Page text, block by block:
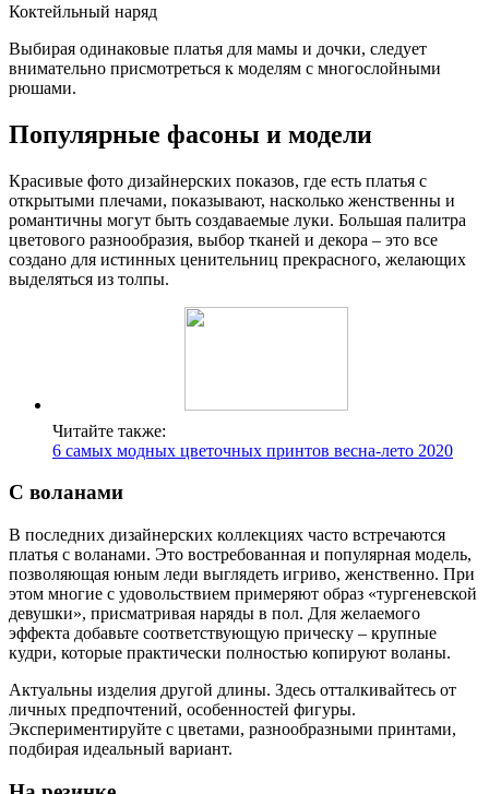
Коктейльный наряд
Выбирая одинаковые платья для мамы и дочки, следует
внимательно присмотреться к моделям с многослойными
рюшами.
Популярные фасоны и модели
Красивые фото дизайнерских показов, где есть платья с
открытыми плечами, показывают, насколько женственны и
романтичны могут быть создаваемые луки. Большая палитра
цветового разнообразия, выбор тканей и декора – это все
создано для истинных ценительниц прекрасного, желающих
выделяться из толпы.
Читайте также:
6 самых модных цветочных принтов весна-лето 2020
С воланами
В последних дизайнерских коллекциях часто встречаются
платья с воланами. Это востребованная и популярная модель,
позволяющая юным леди выглядеть игриво, женственно. При
этом многие с удовольствием примеряют образ «тургеневской
девушки», присматривая наряды в пол. Для желаемого
эффекта добавьте соответствующую прическу – крупные
кудри, которые практически полностью копируют воланы.
Актуальны изделия другой длины. Здесь отталкивайтесь от
личных предпочтений, особенностей фигуры.
Экспериментируйте с цветами, разнообразными принтами,
подбирая идеальный вариант.